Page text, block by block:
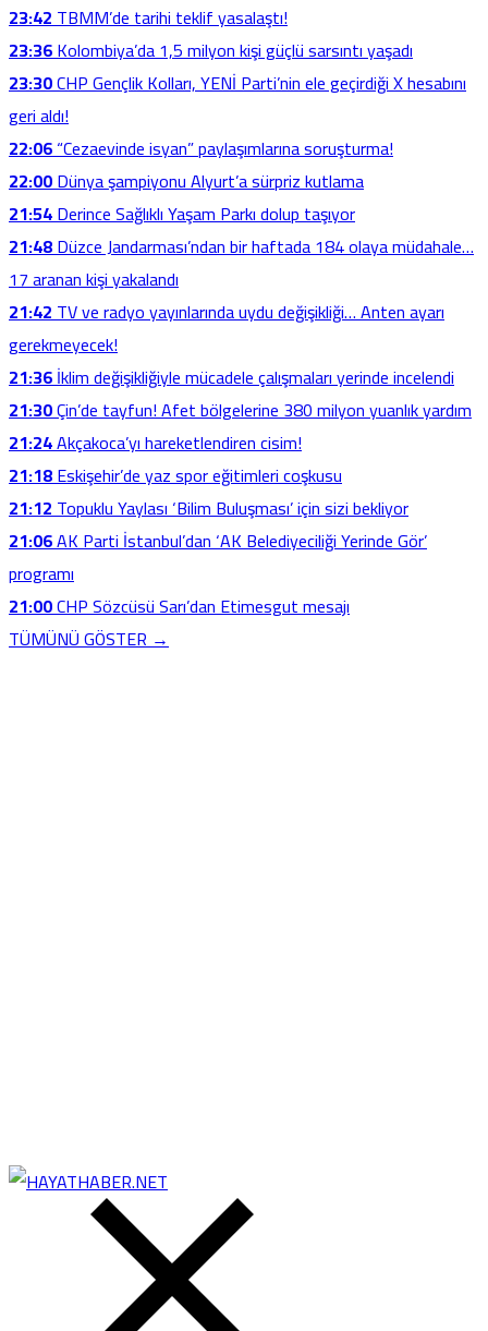
23:42TBMM’de tarihi teklif yasalaştı!
23:36Kolombiya’da 1,5 milyon kişi güçlü sarsıntı yaşadı
23:30CHP Gençlik Kolları, YENİ Parti’nin ele geçirdiği X hesabını
geri aldı!
22:06“Cezaevinde isyan” paylaşımlarına soruşturma!
22:00Dünya şampiyonu Alyurt’a sürpriz kutlama
21:54Derince Sağlıklı Yaşam Parkı dolup taşıyor
21:48Düzce Jandarması’ndan bir haftada 184 olaya müdahale…
17 aranan kişi yakalandı
21:42TV ve radyo yayınlarında uydu değişikliği… Anten ayarı
gerekmeyecek!
21:36İklim değişikliğiyle mücadele çalışmaları yerinde incelendi
21:30Çin’de tayfun! Afet bölgelerine 380 milyon yuanlık yardım
21:24Akçakoca’yı hareketlendiren cisim!
21:18Eskişehir’de yaz spor eğitimleri coşkusu
21:12Topuklu Yaylası ‘Bilim Buluşması’ için sizi bekliyor
21:06AK Parti İstanbul’dan ‘AK Belediyeciliği Yerinde Gör’
programı
21:00CHP Sözcüsü Sarı’dan Etimesgut mesajı
TÜMÜNÜ GÖSTER →